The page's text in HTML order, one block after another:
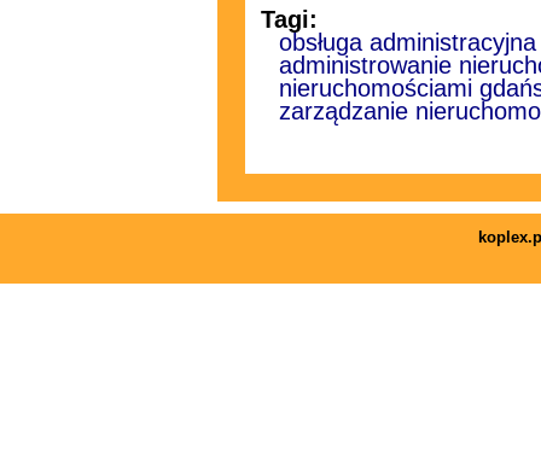
Tagi:
obsługa
administrowanie
nieruchomościami
zarządzanie